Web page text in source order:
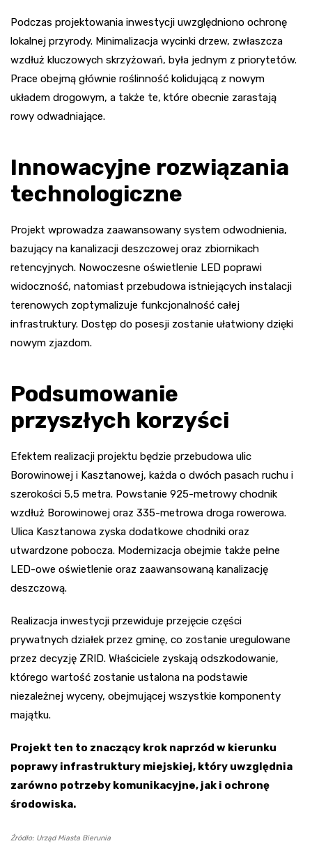
Podczas projektowania inwestycji uwzględniono ochronę
lokalnej przyrody. Minimalizacja wycinki drzew, zwłaszcza
wzdłuż kluczowych skrzyżowań, była jednym z priorytetów.
Prace obejmą głównie roślinność kolidującą z nowym
układem drogowym, a także te, które obecnie zarastają
rowy odwadniające.
Innowacyjne rozwiązania
technologiczne
Projekt wprowadza zaawansowany system odwodnienia,
bazujący na kanalizacji deszczowej oraz zbiornikach
retencyjnych. Nowoczesne oświetlenie LED poprawi
widoczność, natomiast przebudowa istniejących instalacji
terenowych zoptymalizuje funkcjonalność całej
infrastruktury. Dostęp do posesji zostanie ułatwiony dzięki
nowym zjazdom.
Podsumowanie
przyszłych korzyści
Efektem realizacji projektu będzie przebudowa ulic
Borowinowej i Kasztanowej, każda o dwóch pasach ruchu i
szerokości 5,5 metra. Powstanie 925-metrowy chodnik
wzdłuż Borowinowej oraz 335-metrowa droga rowerowa.
Ulica Kasztanowa zyska dodatkowe chodniki oraz
utwardzone pobocza. Modernizacja obejmie także pełne
LED-owe oświetlenie oraz zaawansowaną kanalizację
deszczową.
Realizacja inwestycji przewiduje przejęcie części
prywatnych działek przez gminę, co zostanie uregulowane
przez decyzję ZRID. Właściciele zyskają odszkodowanie,
którego wartość zostanie ustalona na podstawie
niezależnej wyceny, obejmującej wszystkie komponenty
majątku.
Projekt ten to znaczący krok naprzód w kierunku
poprawy infrastruktury miejskiej, który uwzględnia
zarówno potrzeby komunikacyjne, jak i ochronę
środowiska.
Źródło: Urząd Miasta Bierunia